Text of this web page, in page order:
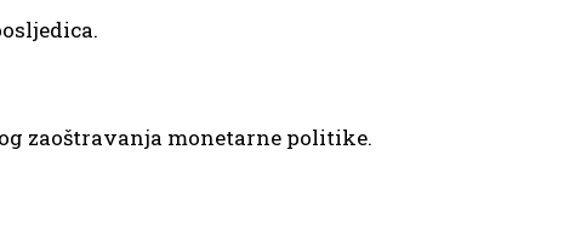
zaoštravanja monetarne politike.